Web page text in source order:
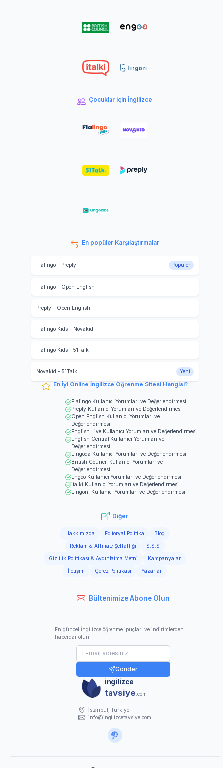
Çocuklar için İngilizce
En popüler Karşılaştırmalar
Flalingo- Preply Popüler
Flalingo- Open English
Preply- Open English
Flalingo Kids- Novakid
Flalingo Kids- 51Talk
Novakid - 51Talk Yeni
En İyi Online İngilizce Öğrenme Sitesi Hangisi?
Flalingo Kullanıcı Yorumları ve Değerlendirmesi
Preply Kullanıcı Yorumları ve Değerlendirmesi
Open English Kullanıcı Yorumları ve
Değerlendirmesi
English Live Kullanıcı Yorumları ve Değerlendirmesi
English Central
Kullanıcı Yorumları ve
Değerlendirmesi
Lingoda Kullanıcı Yorumları ve Değerlendirmesi
British Council Kullanıcı Yorumları ve
Değerlendirmesi
Engoo Kullanıcı Yorumları ve Değerlendirmesi
italki Kullanıcı Yorumları ve Değerlendirmesi
Lingoni Kullanıcı Yorumları ve Değerlendirmesi
Diğer
Hakkımızda Editoryal Politika Blog
Reklam & Affiliate Şeffaflığı S.S.S
Gizlilik Politikası & Aydınlatma Metni Kampanyalar
İletişim Çerez Politikası Yazarlar
Bültenimize Abone Olun
En güncel İngilizce öğrenme ipuçları ve indirimlerden
haberdar olun.
Gönder
ingilizce
tavsiye .com
İstanbul, Türkiye
info@ingilizcetavsiye.com